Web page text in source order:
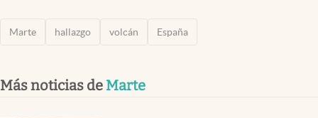
Marte hallazgo volcán España
Más noticias de Marte